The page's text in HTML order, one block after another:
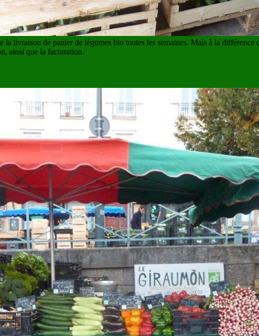
la livraison de panier de légumes bio toutes les semaines. Mais à la
ainsi que la facturation.